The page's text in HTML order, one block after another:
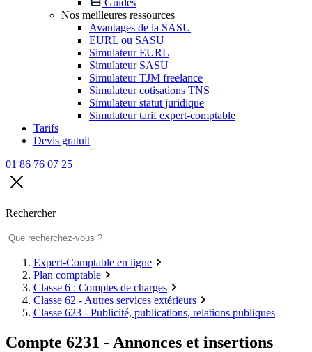
Guides
Nos meilleures ressources
Avantages de la SASU
EURL ou SASU
Simulateur EURL
Simulateur SASU
Simulateur TJM freelance
Simulateur cotisations TNS
Simulateur statut juridique
Simulateur tarif expert-comptable
Tarifs
Devis gratuit
01 86 76 07 25
Rechercher
Expert-Comptable en ligne
Plan comptable
Classe 6 : Comptes de charges
Classe 62 - Autres services extérieurs
Classe 623 - Publicité, publications, relations publiques
Compte 6231 - Annonces et insertions